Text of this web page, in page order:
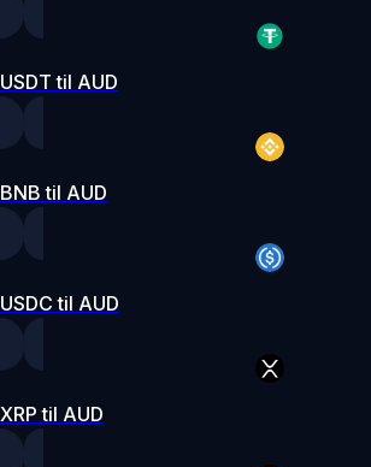
USDT til AUD
BNB til AUD
USDC til AUD
XRP til AUD